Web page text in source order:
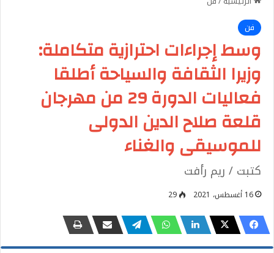
فن
وسط إجراءات احترازية متكاملة:
وزيرا الثقافة والسياحة أطلقا
فعاليات الدورة 29 من مهرجان
قلعة صلاح الدين الدولى
للموسيقى والغناء
كتبت / ريم رأفت
16 أغسطس، 2021 29